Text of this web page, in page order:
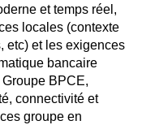
et temps réel,
locales (contexte
etc) et les exigences
bancaire
BPCE,
connectivité et
groupe en